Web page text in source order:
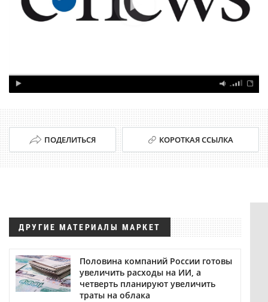
ПОДЕЛИТЬСЯ КОРОТКАЯ ССЫЛКА
ДРУГИЕ МАТЕРИАЛЫ МАРКЕТ
Половина компаний России готовы
увеличить расходы на ИИ, а
четверть планируют увеличить
траты на облака